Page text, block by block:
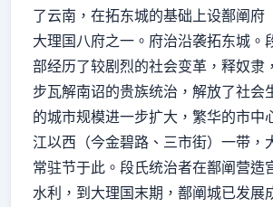
了云南，在拓东城的基础上设鄯阐府
大理国八府之一。府治沿袭拓东城。
部经历了较剧烈的社会变革，释奴隶
步瓦解南诏的贵族统治，解放了社会
的城市规模进一步扩大，繁华的市中
江以西（今金碧路、三市街）一带，
常驻节于此。段氏统治者在鄯阐营造
水利，到大理国末期，鄯阐城已发展